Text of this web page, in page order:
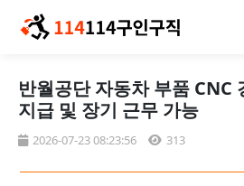
반월공단 자동차 부품 CNC
지급 및 장기 근무 가능
2026-07-23 08:23:56 313